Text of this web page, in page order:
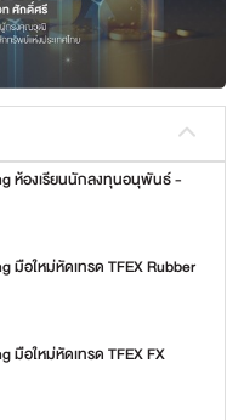
ห้องเรียนนักลงทุนอนุพันธ์ -
มือใหม่หัดเทรด TFEX Rubber
มือใหม่หัดเทรด TFEX FX